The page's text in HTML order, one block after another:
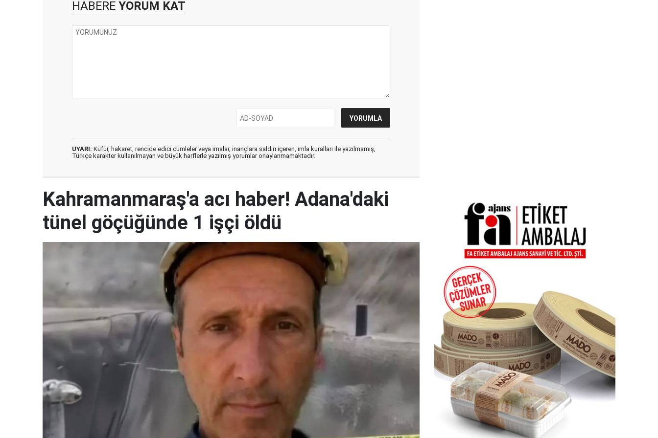
HABERE YORUM KAT
UYARI: Küfür, hakaret, rencide edici cümleler veya imalar, inançlara saldırı içeren, imla kuralları ile yazılmamış,
Türkçe karakter kullanılmayan ve büyük harflerle yazılmış yorumlar onaylanmamaktadır.
Kahramanmaraş'a acı haber! Adana'daki
tünel göçüğünde 1 işçi öldü